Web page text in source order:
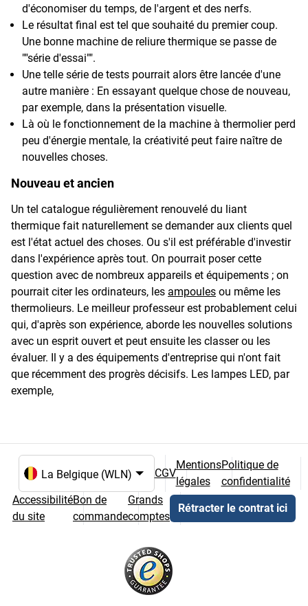
d'économiser du temps, de l'argent et des nerfs.
Le résultat final est tel que souhaité du premier coup.
Une bonne machine de reliure thermique se passe de
""série d'essai"".
Une telle série de tests pourrait alors être lancée d'une
autre manière : En essayant quelque chose de nouveau,
par exemple, dans la présentation visuelle.
Là où le fonctionnement de la machine à thermolier perd
peu d'énergie mentale, la créativité peut faire naître de
nouvelles choses.
Nouveau et ancien
Un tel catalogue régulièrement renouvelé du liant
thermique fait naturellement se demander aux clients quel
est l'état actuel des choses. Ou s'il est préférable d'investir
dans l'expérience après tout. On pourrait poser cette
question avec de nombreux appareils et équipements ; on
pourrait citer les ordinateurs, les ampoules ou même les
thermolieurs. Le meilleur professeur est probablement celui
qui, d'après son expérience, aborde les nouvelles solutions
avec un esprit ouvert et peut ensuite les classer ou les
évaluer. Il y a des équipements d'entreprise qui n'ont fait
que récemment des progrès décisifs. Les lampes LED, par
exemple,
Choix de la langue et du pays
CGV
Mentions
légales
Politique de
confidentialité
Accessibilité
du site
Bon de
commande
Grands
comptes
Rétracter le contrat ici